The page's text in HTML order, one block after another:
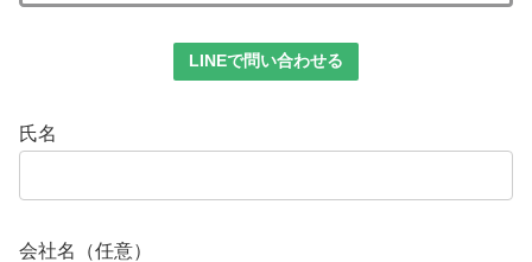
LINEで問い合わせる
氏名
会社名（任意）